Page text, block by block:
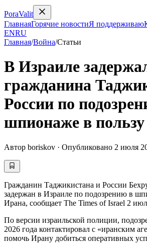
PoraValit
ГлавнаяГорячие новостиЯ поддерживаю
ENRU
Главная/Война/Статьи
В Израиле
гражданина
России по
шпионаже в
Автор boriskov · Опубликовано 2 июля
Гражданин Таджикистана и России
задержан в Израиле по подозрению в
Ирана, сообщает The Times of Israel 2
По версии израильской полиции,
2026 года контактировал с «иранским
помочь Ирану добиться оперативных